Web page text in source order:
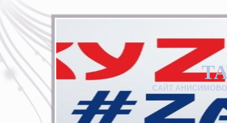
САЙТ